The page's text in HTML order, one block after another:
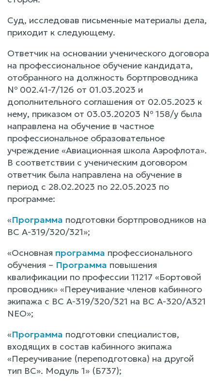
Суд, исследовав письменные материалы дела,
приходит к следующему.
Ответчик на основании ученического договора
на профессиональное обучение кандидата,
отобранного на должность бортпроводника
№ 002.41-7/126 от 01.03.2023 и
дополнительного соглашения от 02.05.2023 к
нему, приказом от 03.03.20203 № 158/у была
направлена на обучение в частное
профессиональное образовательное
учреждение «Авиационная школа Аэрофлота».
В соответствии с ученическим договором
ответчик была направлена на обучение в
период с 28.02.2023 по 22.05.2023 по
программе:
«Программа подготовки бортпроводников на
ВС А-319/320/321»;
«Основная программа профессионального
обучения – Программа повышения
квалификации по профессии 11217 «Бортовой
проводник» «Переучивание членов кабинного
экипажа с ВС А-319/320/321 на ВС А-320/А321
NEO»;
«Программа подготовки специалистов,
входящих в состав кабинного экипажа
«Переучивание (переподготовка) на другой
тип ВС». Модуль 1» (Б737);